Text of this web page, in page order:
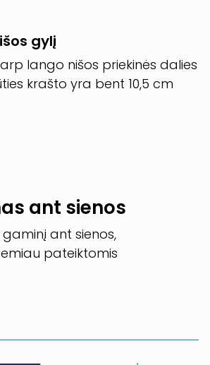
gylį
lango nišos priekinės dalies
krašto yra bent 10,5 cm
ant sienos
ant sienos,
pateiktomis